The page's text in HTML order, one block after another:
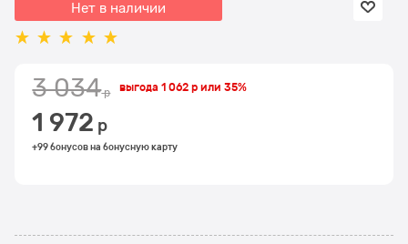
Нет в наличии
3 034 р
1 972 р
выгода 1 062 рили 35%
+99 бонусов на бонусную карту